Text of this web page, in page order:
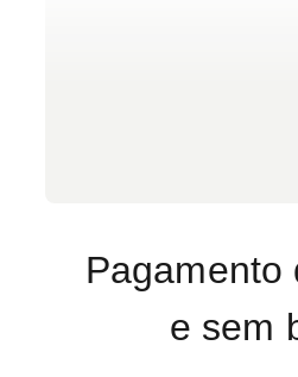
Pagamento
e sem